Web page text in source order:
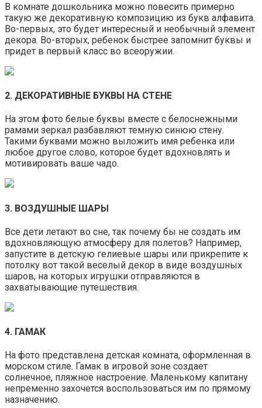
В комнате дошкольника можно повесить примерно
такую же декоративную композицию из букв алфавита.
Во-первых, это будет интересный и необычный элемент
декора. Во-вторых, ребенок быстрее запомнит буквы и
придет в первый класс во всеоружии.
2. ДЕКОРАТИВНЫЕ БУКВЫ НА СТЕНЕ
На этом фото белые буквы вместе с белоснежными
рамами зеркал разбавляют темную синюю стену.
Такими буквами можно выложить имя ребенка или
любое другое слово, которое будет вдохновлять и
мотивировать ваше чадо.
3. ВОЗДУШНЫЕ ШАРЫ
Все дети летают во сне, так почему бы не создать им
вдохновляющую атмосферу для полетов? Например,
запустите в детскую гелиевые шары или прикрепите к
потолку вот такой веселый декор в виде воздушных
шаров, на которых игрушки отправляются в
захватывающие путешествия.
4. ГАМАК
На фото представлена детская комната, оформленная в
морском стиле. Гамак в игровой зоне создает
солнечное, пляжное настроение. Маленькому капитану
непременно захочется воспользоваться им по прямому
назначению.